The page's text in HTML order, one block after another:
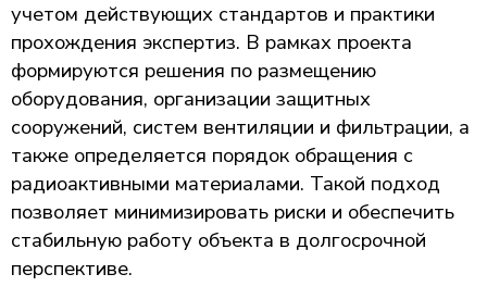
учетом действующих стандартов и практики
прохождения экспертиз. В рамках проекта
формируются решения по размещению
оборудования, организации защитных
сооружений, систем вентиляции и фильтрации, а
также определяется порядок обращения с
радиоактивными материалами. Такой подход
позволяет минимизировать риски и обеспечить
стабильную работу объекта в долгосрочной
перспективе.